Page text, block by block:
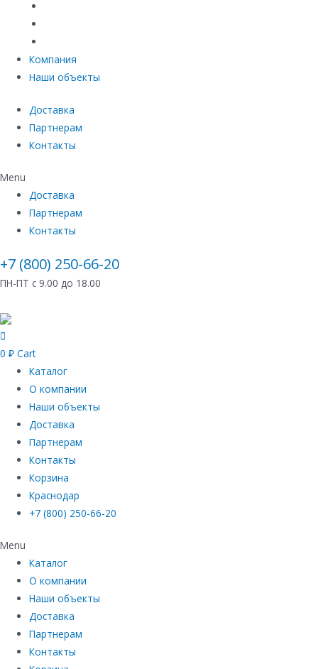
Компания
Наши объекты
Доставка
Партнерам
Контакты
Menu
Доставка
Партнерам
Контакты
+7 (800) 250-66-20
ПН-ПТ с 9.00 до 18.00
0 ₽ Cart
Каталог
О компании
Наши объекты
Доставка
Партнерам
Контакты
Корзина
Краснодар
+7 (800) 250-66-20
Menu
Каталог
О компании
Наши объекты
Доставка
Партнерам
Контакты